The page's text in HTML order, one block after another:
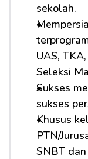
sekolah.
UAS,
Seleksi
Sukses
sukses
Khusus
PTN/
SNBT